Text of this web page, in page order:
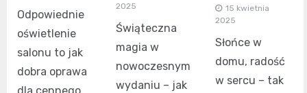
Odpowiednie
oświetlenie
salonu to jak
dobra oprawa
2025
Świąteczna
magia w
nowoczesnym
wydaniu – jak
15 kwietnia
2025
Słońce w
domu, radość
w sercu – tak